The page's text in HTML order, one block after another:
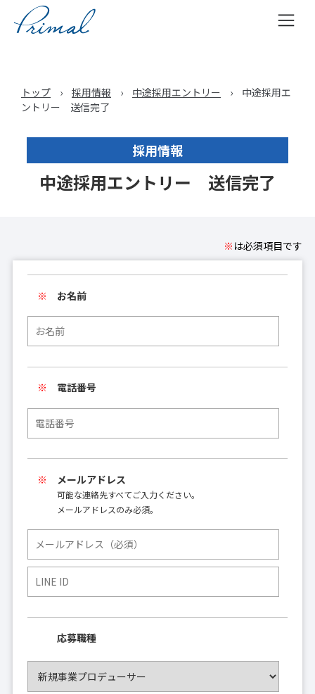
トップ › 採用情報 › 中途採用エントリー ›
中途採用エ
ントリー 送信完了
採用情報
中途採用エントリー 送信完了
※ は必須項目です
お名前
電話番号
メールアドレス
可能な連絡先すべてご入力ください。
メールアドレスのみ必須。
応募職種